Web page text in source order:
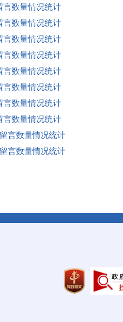
言数量情况统计
言数量情况统计
言数量情况统计
言数量情况统计
言数量情况统计
言数量情况统计
言数量情况统计
言数量情况统计
言数量情况统计
言数量情况统计